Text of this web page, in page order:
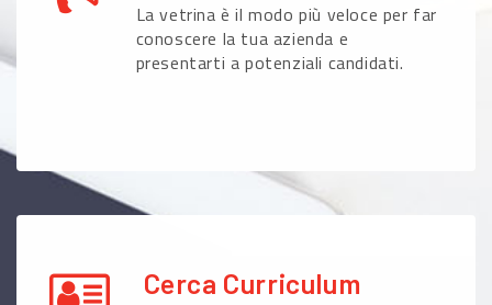
La vetrina è il modo più veloce per far
conoscere la tua azienda e
presentarti a potenziali candidati.
Cerca Curriculum